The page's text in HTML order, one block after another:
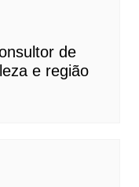
de
e região